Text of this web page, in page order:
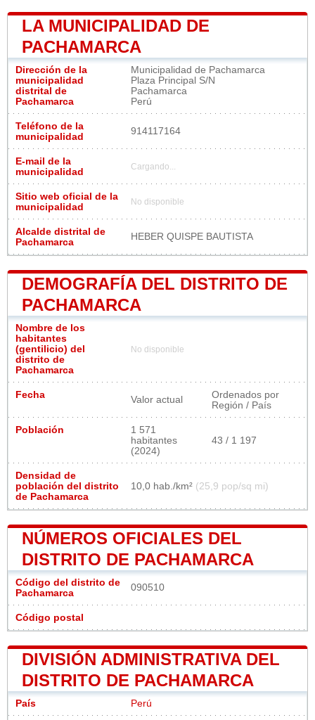
LA MUNICIPALIDAD DE
PACHAMARCA
Dirección de la
municipalidad
distrital de
Pachamarca
Municipalidad de Pachamarca
Plaza Principal S/N
Pachamarca
Perú
Teléfono de la
municipalidad
914117164
E-mail de la
municipalidad
Cargando...
Sitio web oficial de la
municipalidad
No disponible
Alcalde distrital de
Pachamarca
HEBER QUISPE BAUTISTA
DEMOGRAFÍA DEL DISTRITO DE
PACHAMARCA
Nombre de los
habitantes
(gentilicio) del
distrito de
Pachamarca
No disponible
Fecha Valor actual
Ordenados por
Región / País
Población
1 571
habitantes
(2024)
43 / 1 197
Densidad de
población del distrito
de Pachamarca
10,0 hab./km² (25,9 pop/sq mi)
NÚMEROS OFICIALES DEL
DISTRITO DE PACHAMARCA
Código del distrito de
Pachamarca
090510
Código postal
DIVISIÓN ADMINISTRATIVA DEL
DISTRITO DE PACHAMARCA
País Perú